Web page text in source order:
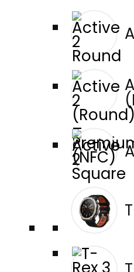
Dane Amazfit
Rekordem